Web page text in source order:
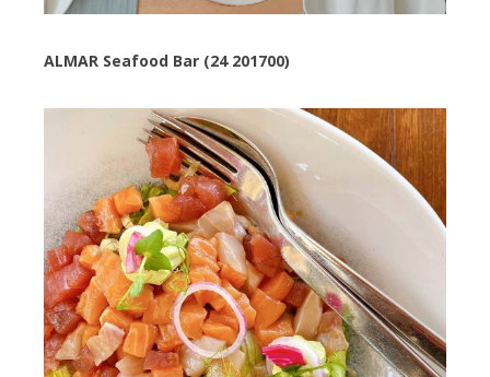
ALMAR Seafood Bar (24 201700)